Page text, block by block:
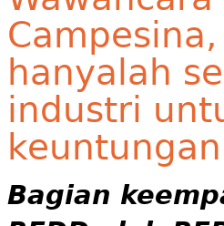
hanyalah
industri
Bagian